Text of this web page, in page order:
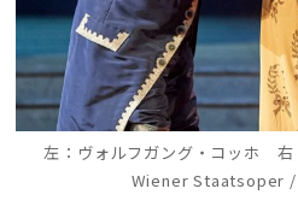
左： ヴォルフガング・コッホ 右
Wiener Staatsoper /